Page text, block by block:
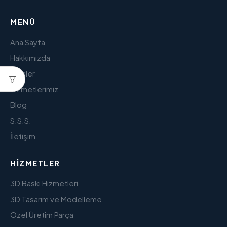
MENÜ
Ana Sayfa
Hakkımızda
Ürünler
Hizmetlerimiz
Blog
S.S.S.
İletişim
HIZMETLER
3D Baskı Hizmetleri
3D Tasarım ve Modelleme
Özel Üretim Parça